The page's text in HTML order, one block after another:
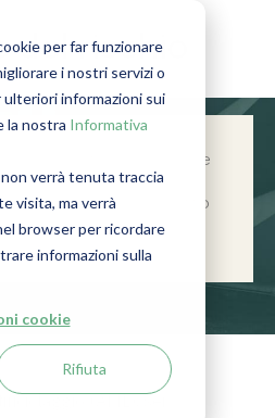
per far funzionare
i nostri servizi o
informazioni sui
la nostra Informativa
verrà tenuta traccia
visita, ma verrà
browser per ricordare
informazioni sulla
cookie
Rifiuta
del rischio
della politica di rischio e
Cosa significano
applicarli nel rispetto
antiriciclaggio?
(AML), sei